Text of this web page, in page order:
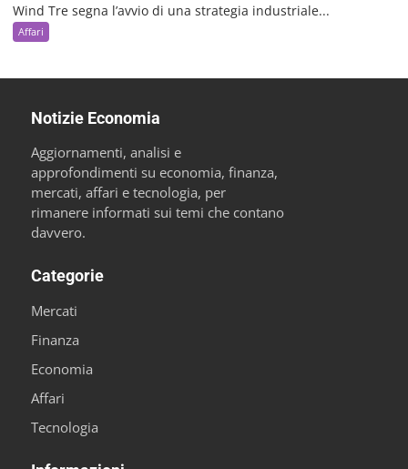
Wind Tre segna l’avvio di una strategia industriale...
Affari
Notizie Economia
Aggiornamenti, analisi e
approfondimenti su economia, finanza,
mercati, affari e tecnologia, per
rimanere informati sui temi che contano
davvero.
Categorie
Mercati
Finanza
Economia
Affari
Tecnologia